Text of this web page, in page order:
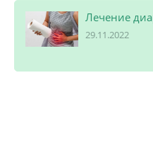
Лечение
29.11.2022